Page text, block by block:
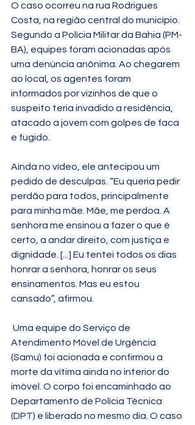
O caso ocorreu na rua Rodrigues
Costa, na região central do município.
Segundo a Polícia Militar da Bahia (PM-
BA), equipes foram acionadas após
uma denúncia anônima. Ao chegarem
ao local, os agentes foram
informados por vizinhos de que o
suspeito teria invadido a residência,
atacado a jovem com golpes de faca
e fugido.
Ainda no vídeo, ele antecipou um
pedido de desculpas. “Eu queria pedir
perdão para todos, principalmente
para minha mãe. Mãe, me perdoa. A
senhora me ensinou a fazer o que é
certo, a andar direito, com justiça e
dignidade. [...] Eu tentei todos os dias
honrar a senhora, honrar os seus
ensinamentos. Mas eu estou
cansado”, afirmou.
Atendimento Móvel de Urgência
(Samu) foi acionada e confirmou a
morte da vítima ainda no interior do
imóvel. O corpo foi encaminhado ao
Departamento de Polícia Técnica
(DPT) e liberado no mesmo dia. O caso